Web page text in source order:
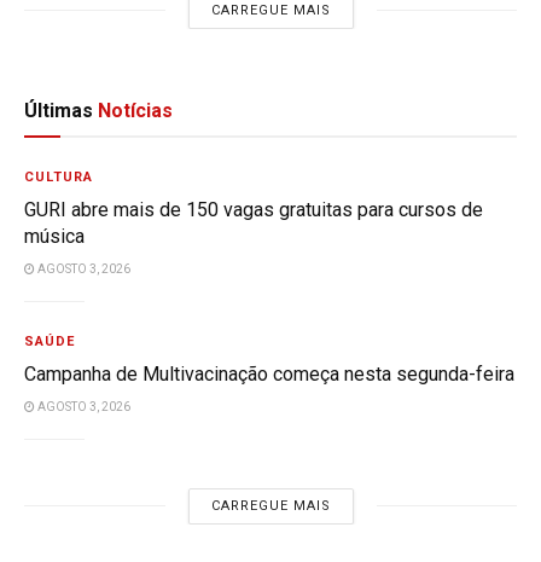
CARREGUE MAIS
Últimas Notícias
CULTURA
GURI abre mais de 150 vagas gratuitas para cursos de
música
AGOSTO 3, 2026
SAÚDE
Campanha de Multivacinação começa nesta segunda-feira
AGOSTO 3, 2026
CARREGUE MAIS